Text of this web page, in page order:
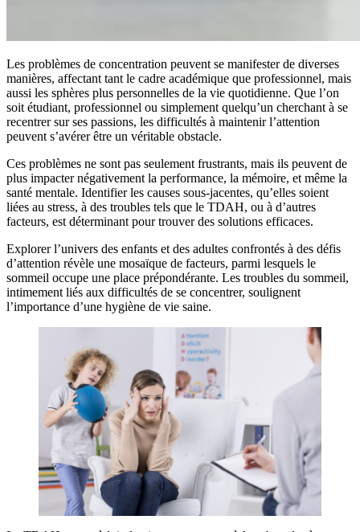
Les problèmes de concentration peuvent se manifester de diverses
manières, affectant tant le cadre académique que professionnel, mais
aussi les sphères plus personnelles de la vie quotidienne. Que l’on
soit étudiant, professionnel ou simplement quelqu’un cherchant à se
recentrer sur ses passions, les difficultés à maintenir l’attention
peuvent s’avérer être un véritable obstacle.
Ces problèmes ne sont pas seulement frustrants, mais ils peuvent de
plus impacter négativement la performance, la mémoire, et même la
santé mentale. Identifier les causes sous-jacentes, qu’elles soient
liées au stress, à des troubles tels que le TDAH, ou à d’autres
facteurs, est déterminant pour trouver des solutions efficaces.
Explorer l’univers des enfants et des adultes confrontés à des défis
d’attention révèle une mosaïque de facteurs, parmi lesquels le
sommeil occupe une place prépondérante. Les troubles du sommeil,
intimement liés aux difficultés de se concentrer, soulignent
l’importance d’une hygiène de vie saine.